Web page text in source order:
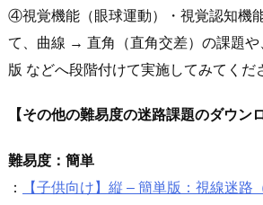
④視覚機能（眼球運動）・視覚認知機
て、曲線 → 直角（直角交差）の課題
版 などへ段階付けて実施してみてくだ
【その他の難易度の迷路課題のダウン
難易度：簡単
：
【子供向け】縦 – 簡単版：視線迷路